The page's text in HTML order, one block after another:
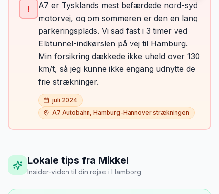
!
A7 er Tysklands mest befærdede nord-syd
motorvej, og om sommeren er den en lang
parkeringsplads. Vi sad fast i 3 timer ved
Elbtunnel-indkørslen på vej til Hamburg.
Min forsikring dækkede ikke uheld over 130
km/t, så jeg kunne ikke engang udnytte de
frie strækninger.
juli 2024
A7 Autobahn, Hamburg-Hannover strækningen
Lokale tips fra Mikkel
Insider-viden til din rejse i Hamborg